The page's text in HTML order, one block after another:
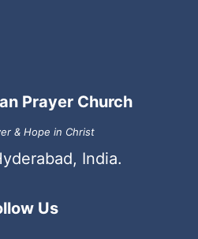
Prayer Church
& Hope in Christ
India.
Us